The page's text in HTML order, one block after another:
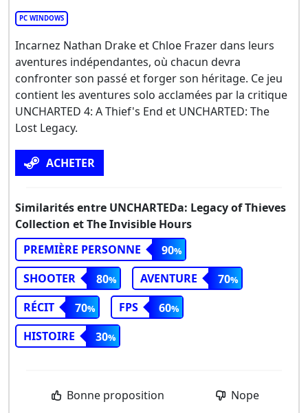
PC WINDOWS
Incarnez Nathan Drake et Chloe Frazer dans leurs
aventures indépendantes, où chacun devra
confronter son passé et forger son héritage. Ce jeu
contient les aventures solo acclamées par la critique
UNCHARTED 4: A Thief's End et UNCHARTED: The
Lost Legacy.
ACHETER
Similarités entre UNCHARTEDa: Legacy of Thieves
Collection et The Invisible Hours
PREMIÈRE PERSONNE
90
SHOOTER
80 AVENTURE
70
RÉCIT
70 FPS
60
HISTOIRE
30
Bonne proposition Nope